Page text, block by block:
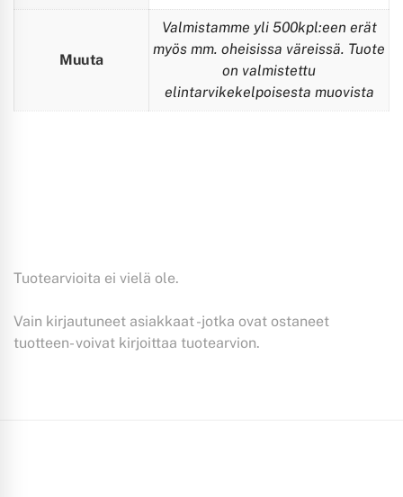
Muuta
Valmistamme yli 500kpl:een erät
myös mm. oheisissa väreissä. Tuote
on valmistettu
elintarvikekelpoisesta muovista
Tuotearvioita ei vielä ole.
Vain kirjautuneet asiakkaat -jotka ovat ostaneet
tuotteen- voivat kirjoittaa tuotearvion.